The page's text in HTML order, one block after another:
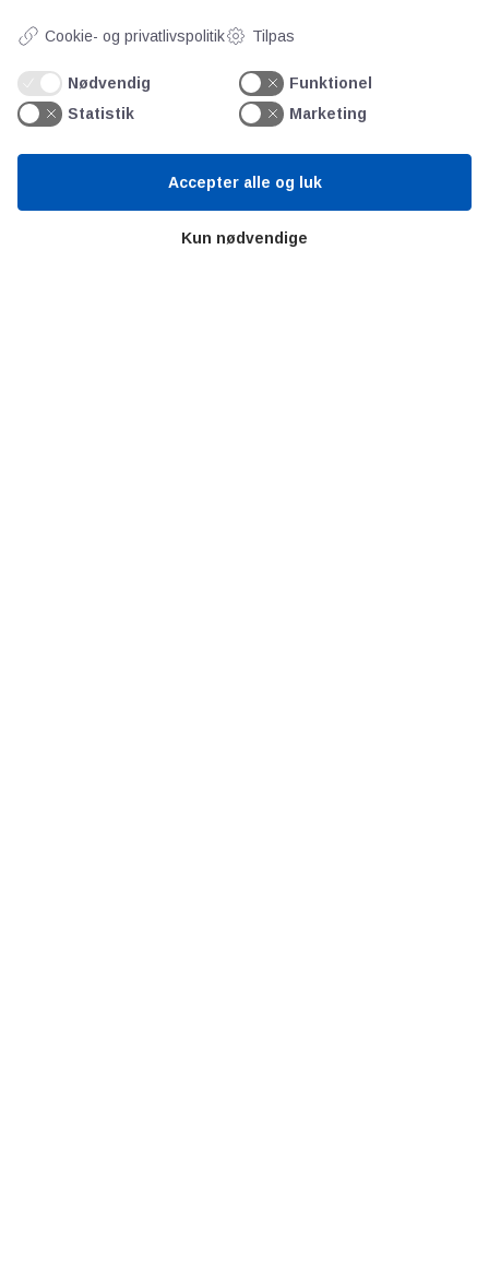
Ugens kursus fra Teknologisk Institut -
Energirådgiver - varmeforbrug
Undgå Legionella i vandinstallationer
Cookie- og privatlivspolitik Tilpas
Nødvendig
Funktionel
Statistik
Marketing
Kun nødvendige
Accepter alle og luk